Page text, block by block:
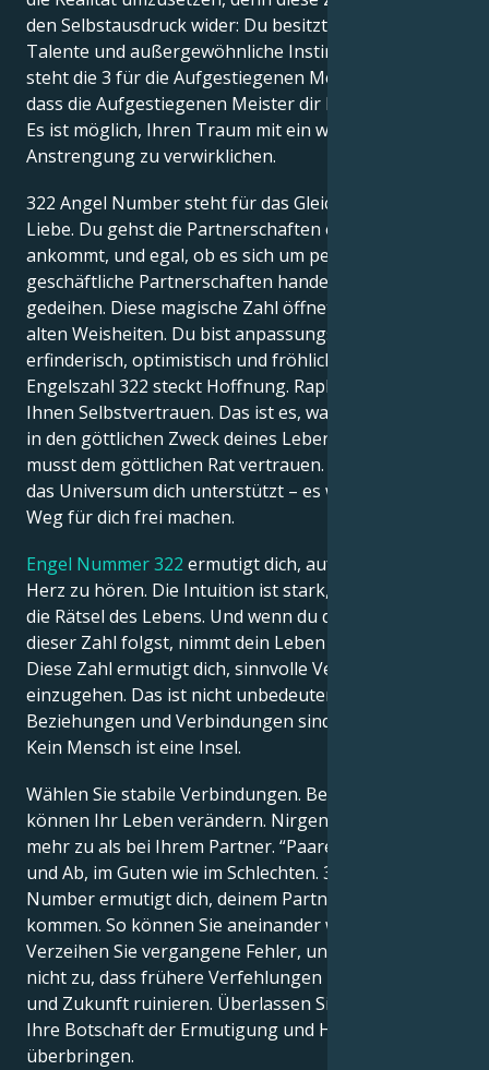
den Selbstausdruck wider: Du besitzt besondere
Talente und außergewöhnliche Instinkte. Außerdem
steht die 3 für die Aufgestiegenen Meister. Sie zeigt,
dass die Aufgestiegenen Meister dir helfen können.
Es ist möglich, Ihren Traum mit ein wenig
Anstrengung zu verwirklichen.
322 Angel Number steht für das Gleichgewicht in der
Liebe. Du gehst die Partnerschaften ein, auf die es
ankommt, und egal, ob es sich um persönliche oder
geschäftliche Partnerschaften handelt, sie werden
gedeihen. Diese magische Zahl öffnet die Tür zu
alten Weisheiten. Du bist anpassungsfähig,
erfinderisch, optimistisch und fröhlich. In der
Engelszahl 322 steckt Hoffnung. Raphael schenkt
Ihnen Selbstvertrauen. Das ist es, was dir Vertrauen
in den göttlichen Zweck deines Lebens gibt. Du
musst dem göttlichen Rat vertrauen. Verstehe, dass
das Universum dich unterstützt – es wird auch einen
Weg für dich frei machen.
Engel Nummer 322 ermutigt dich, auf dein eigenes
Herz zu hören. Die Intuition ist stark, denn sie löst
die Rätsel des Lebens. Und wenn du der Botschaft
dieser Zahl folgst, nimmt dein Leben eine Wendung.
Diese Zahl ermutigt dich, sinnvolle Verbindungen
einzugehen. Das ist nicht unbedeutend. Deine
Beziehungen und Verbindungen sind das Wichtigste.
Kein Mensch ist eine Insel.
Wählen Sie stabile Verbindungen. Beziehungen
können Ihr Leben verändern. Nirgendwo trifft das
mehr zu als bei Ihrem Partner. “Paare sind im Auf
und Ab, im Guten wie im Schlechten. 322 Angel
Number ermutigt dich, deinem Partner näher zu
kommen. So können Sie aneinander wachsen.
Verzeihen Sie vergangene Fehler, und lassen Sie
nicht zu, dass frühere Verfehlungen Ihre Gegenwart
und Zukunft ruinieren. Überlassen Sie es den Engeln,
Ihre Botschaft der Ermutigung und Hoffnung zu
überbringen.